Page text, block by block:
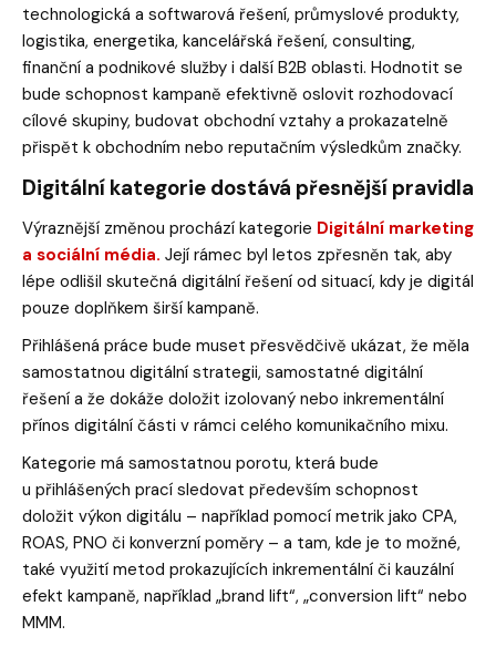
technologická a softwarová řešení, průmyslové produkty,
logistika, energetika, kancelářská řešení, consulting,
finanční a podnikové služby i další B2B oblasti. Hodnotit se
bude schopnost kampaně efektivně oslovit rozhodovací
cílové skupiny, budovat obchodní vztahy a prokazatelně
přispět k obchodním nebo reputačním výsledkům značky.
Digitální kategorie dostává přesnější pravidla
Výraznější změnou prochází kategorie Digitální marketing
a sociální média. Její rámec byl letos zpřesněn tak, aby
lépe odlišil skutečná digitální řešení od situací, kdy je digitál
pouze doplňkem širší kampaně.
Přihlášená práce bude muset přesvědčivě ukázat, že měla
samostatnou digitální strategii, samostatné digitální
řešení a že dokáže doložit izolovaný nebo inkrementální
přínos digitální části v rámci celého komunikačního mixu.
Kategorie má samostatnou porotu, která bude
u přihlášených prací sledovat především schopnost
doložit výkon digitálu – například pomocí metrik jako CPA,
ROAS, PNO či konverzní poměry – a tam, kde je to možné,
také využití metod prokazujících inkrementální či kauzální
efekt kampaně, například „brand lift“, „conversion lift“ nebo
MMM.